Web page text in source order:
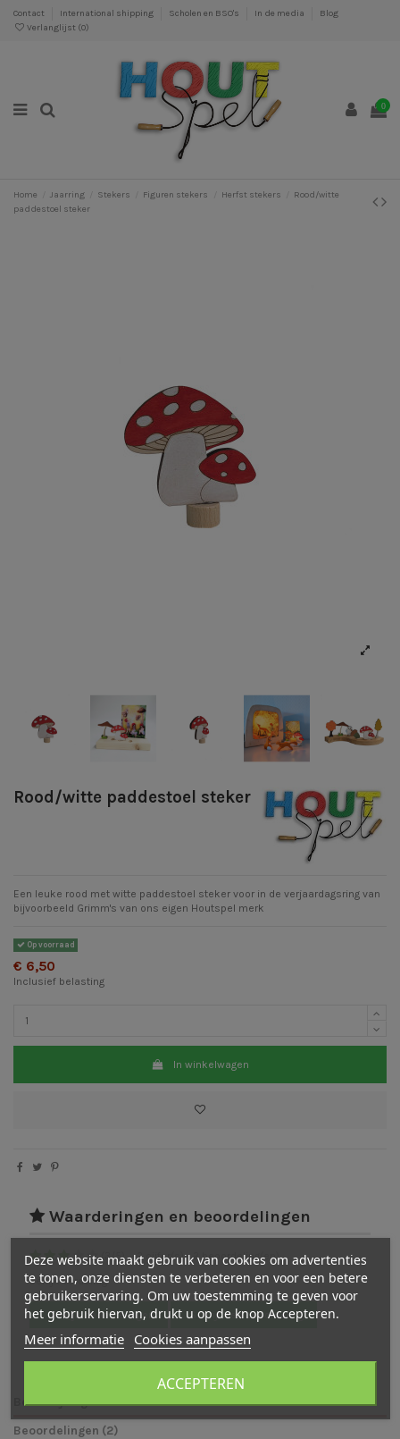
Contact International shipping Scholen en BSO's In de media
Blog
Verlanglijst (0)
0
Home Jaarring Stekers Figuren stekers Herfst stekers
Rood/witte
paddestoel steker
Rood/witte paddestoel steker
Een leuke rood met witte paddestoel steker voor in de verjaardagsring van
bijvoorbeeld Grimm's van ons eigen Houtspel merk
Op voorraad
€ 6,50
Inclusief belasting
In winkelwagen
Waarderingen en beoordelingen
( 3/5)-2cijfer(s) -2 beoordeling(en)
Bekijk verdeling
Bekijk beoordelingen Schrijf een beoordeling
Beschrijving
Beoordelingen (2)
Deze website maakt gebruik van cookies om advertenties
te tonen, onze diensten te verbeteren en voor een betere
gebruikerservaring. Om uw toestemming te geven voor
het gebruik hiervan, drukt u op de knop Accepteren.
Meer informatie Cookies aanpassen
ACCEPTEREN